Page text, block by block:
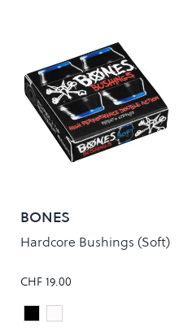
BONES
Hardcore Bushings (Soft)
CHF 19.00
Colour
BlackWhite